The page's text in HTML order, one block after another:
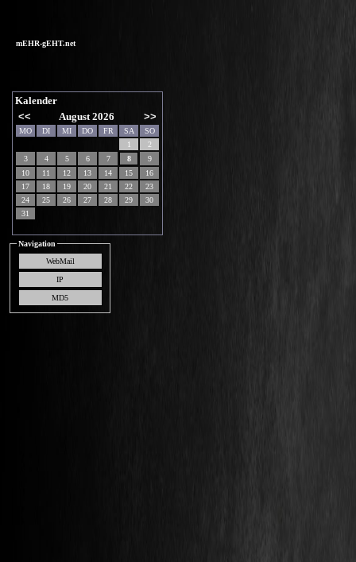
mEHR-gEHT.net
Kalender
<<
August 2026 >>
MO DI MI DO FR SA
SO
1
2
3
4 5 6 7 8
9
10
11 12 13 14 15
16
17
18 19 20 21 22
23
24
25 26 27 28 29
30
31
Navigation
WebMail
IP
MD5